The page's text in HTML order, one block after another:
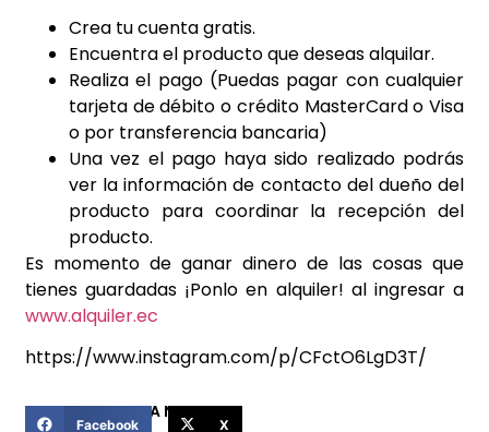
Crea tu cuenta gratis.
Encuentra el producto que deseas alquilar.
Realiza el pago (Puedas pagar con cualquier
tarjeta de débito o crédito MasterCard o Visa
o por transferencia bancaria)
Una vez el pago haya sido realizado podrás
ver la información de contacto del dueño del
producto para coordinar la recepción del
producto.
Es momento de ganar dinero de las cosas que
tienes guardadas ¡Ponlo en alquiler! al ingresar a
www.alquiler.ec
https://www.instagram.com/p/CFctO6LgD3T/
COMPARTIR ESTA NOTICIA
Facebook X